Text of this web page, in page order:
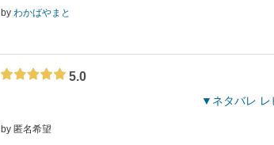
by わかばやまと
5.0
ネタバレ
by 匿名希望